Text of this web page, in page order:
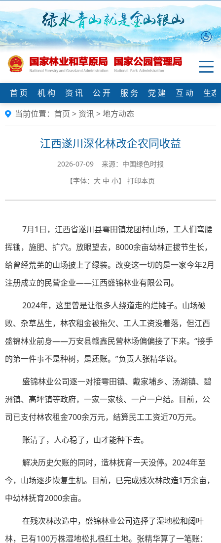
首 页 机 构 资 讯 公 开 服 务 党 建 互 动
生
当前位置： 首页 > 资讯>地方动态
江西遂川深化林改企农同收益
2026-07-09 来源：中国绿色时报
【字体： 大 中 小】 打印本页
7月1日，江西省遂川县雩田镇龙团村山场，工人们弯腰
挥锄，施肥、扩穴。放眼望去，8000余亩幼林正拔节生长，
给曾经荒芜的山场披上了绿装。改变这一切的是一家今年2月
注册成立的民营企业——江西盛锦林业有限公司。
2024年，这里曾是让很多人绕道走的烂摊子。山场破
败、杂草丛生，林农租金被拖欠、工人工资没着落，但江西
盛锦林业前身——万安县赣鑫民营林场偏偏接了下来。“接手
的第一件事不是种树，是还账。”负责人张精华说。
盛锦林业公司逐一对接雩田镇、戴家埔乡、汤湖镇、碧
洲镇、高坪镇等政府，一家一家核、一户一户结。目前，公
司已支付林农租金700余万元，结算民工工资近70万元。
账清了，人心稳了，山才能种下去。
解决历史欠账的同时，造林抚育一天没停。2024年至
今，山场逐步恢复生机。目前，已完成残次林改造1万余亩，
中幼林抚育2000余亩。
在残次林改造中，盛锦林业公司选择了湿地松和阔叶
林，已有100万株湿地松扎根红土地。张精华算了一笔账：